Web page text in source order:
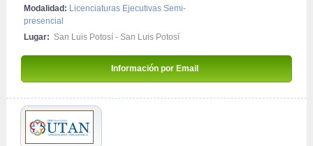
Modalidad: Licenciaturas Ejecutivas Semi-
presencial
Lugar: San Luis Potosí - San Luis Potosí
Información por Email